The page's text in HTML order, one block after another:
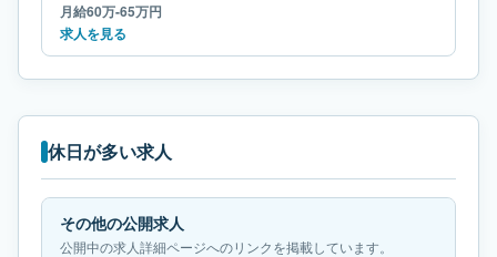
月給60万-65万円
求人を見る
休日が多い求人
その他の公開求人
公開中の求人詳細ページへのリンクを掲載しています。